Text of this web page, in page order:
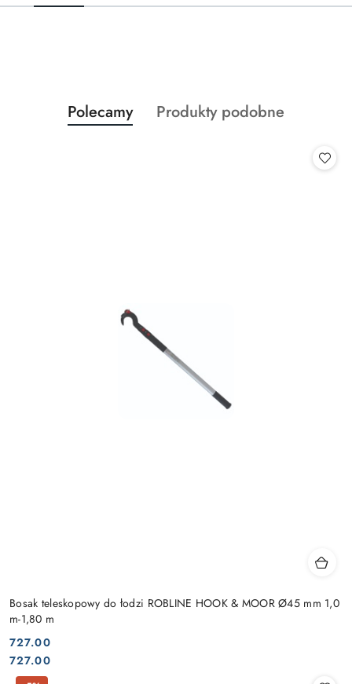
Pomiń karuzelę produktów
Produkty
o
Polecamy
Produkty
Produkty podobne
Bosak teleskopowy do łodzi ROBLINE HOOK & MOOR Ø45 mm 1,0
m-1,80 m
Cena:
727.00
Cena:
727.00